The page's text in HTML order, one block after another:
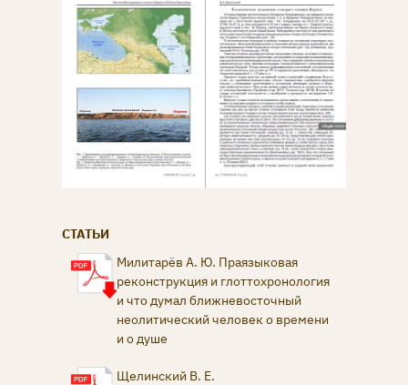
СТАТЬИ
Милитарёв А. Ю. Праязыковая
реконструкция и глоттохронология
и что думал ближневосточный
неолитический человек о времени
и о душе
Щелинский В. Е.